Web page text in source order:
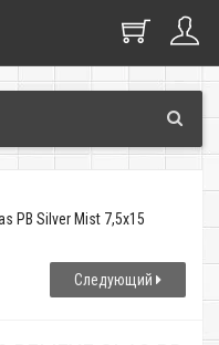
PB Silver Mist 7,5x15
Следующий